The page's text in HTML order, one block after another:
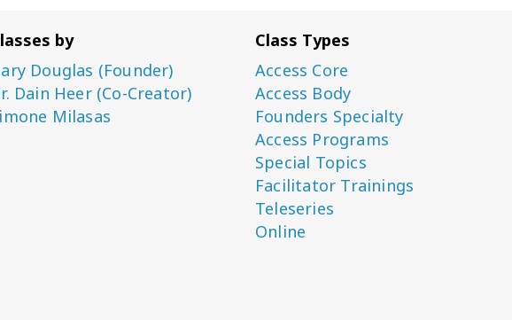
by
Douglas (Founder)
Dain Heer (Co-Creator)
Milasas
Class Types
Access Core
Access Body
Founders Specialty
Access Programs
Special Topics
Facilitator Trainings
Teleseries
Online